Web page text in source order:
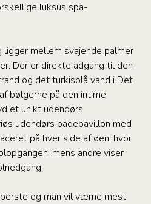
luksus spa-
mellem svajende palmer
Der er direkte adgang til den
og det turkisblå vand i Det
bølgerne på den intime
et unikt udendørs
udendørs badepavillon med
på hver side af øen, hvor
mens andre viser
og man vil værne mest